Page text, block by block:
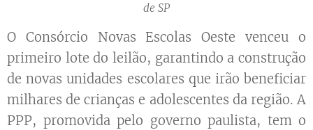
de SP
O Consórcio Novas Escolas Oeste venceu o
primeiro lote do leilão, garantindo a construção
de novas unidades escolares que irão beneficiar
milhares de crianças e adolescentes da região. A
PPP, promovida pelo governo paulista, tem o